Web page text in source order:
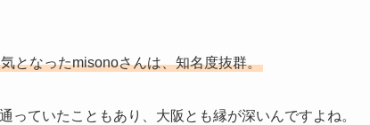
となったmisonoさんは、知名度抜群。
ていたこともあり、大阪とも縁が深いんですよね。